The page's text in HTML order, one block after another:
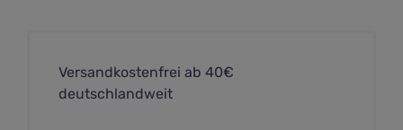
Versandkostenfrei ab 40€
deutschlandweit